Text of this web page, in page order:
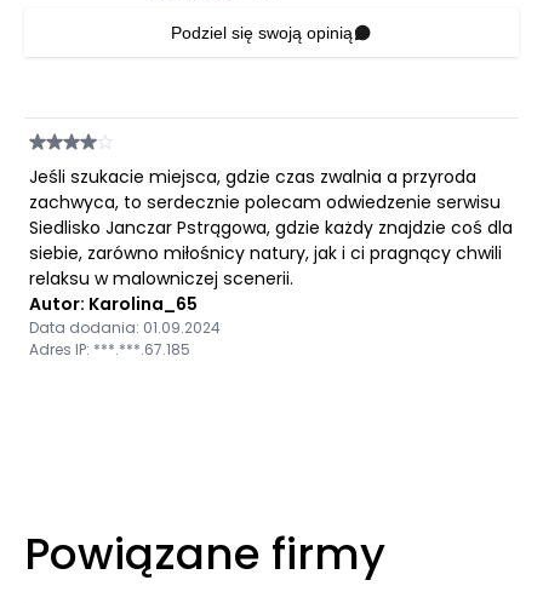
Podziel się swoją opinią
Jeśli szukacie miejsca, gdzie czas zwalnia a przyroda
zachwyca, to serdecznie polecam odwiedzenie serwisu
Siedlisko Janczar Pstrągowa, gdzie każdy znajdzie coś dla
siebie, zarówno miłośnicy natury, jak i ci pragnący chwili
relaksu w malowniczej scenerii.
Autor: Karolina_65
Data dodania: 01.09.2024
Adres IP: ***.***.67.185
Powiązane firmy